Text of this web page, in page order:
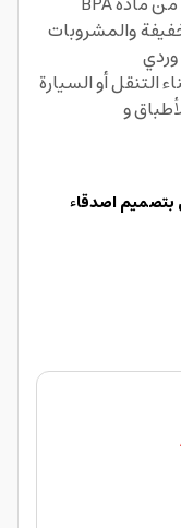
والمشروبات
وردي
التنقل أو السيارة
و
بتصميم اصدقاء